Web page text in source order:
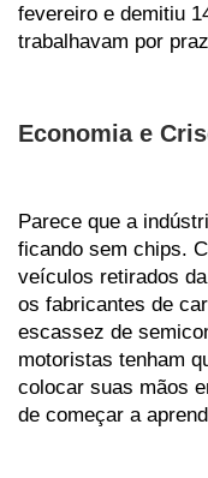
fevereiro e demitiu
trabalhavam por
Economia e
Parece que a
ficando sem chips.
veículos retirados
os fabricantes de
escassez de
motoristas tenham
colocar suas mãos
de começar a